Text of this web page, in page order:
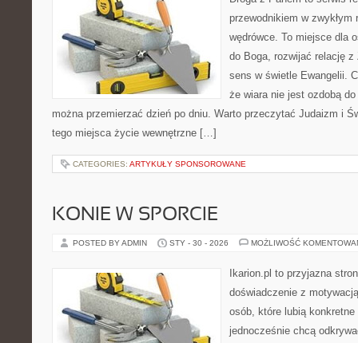
przewodnikiem w
wędrówce. To miejsce dla
do Boga, rozwijać relację
sens w świetle Ewangelii.
że wiara nie jest ozdobą
można przemierzać dzień po dniu. Warto przeczytać Judaizm i
tego miejsca życie wewnętrzne […]
CATEGORIES: ARTYKUŁY SPONSOROWANE
KONIE W SPORCIE
POSTED BY ADMIN STY - 30 - 2026 MOŻLIWOŚĆ
Ikarion.pl to przyjazna
doświadczenie z
osób, które lubią
jednocześnie chcą